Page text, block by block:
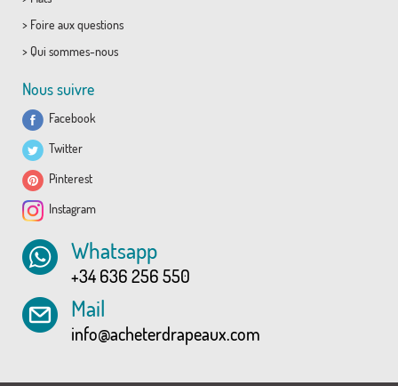
> Foire aux questions
> Qui sommes-nous
Nous suivre
Facebook
Twitter
Pinterest
Instagram
Whatsapp
+34 636 256 550
Mail
info@acheterdrapeaux.com